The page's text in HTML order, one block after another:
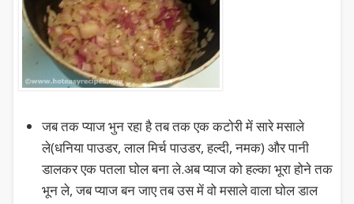
जब तक प्याज भुन रहा है तब तक एक कटोरी में सारे मसाले
ले(धनिया पाउडर, लाल मिर्च पाउडर, हल्दी, नमक) और पानी
डालकर एक पतला घोल बना ले.अब प्याज को हल्का भूरा होने तक
भून ले, जब प्याज बन जाए तब उस में वो मसाले वाला घोल डाल